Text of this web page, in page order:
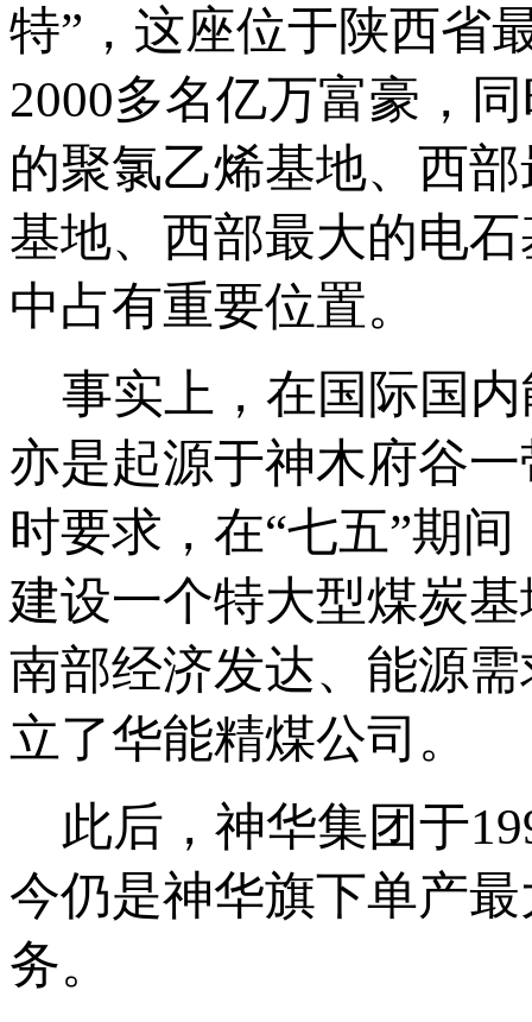
特”，这座位于陕西省
2000多名亿万富豪，
的聚氯乙烯基地、西
基地、西部最大的电
中占有重要位置。
事实上，在国际国内
亦是起源于神木府谷
时要求，在“七五”期
建设一个特大型煤炭
南部经济发达、能源
立了华能精煤公司。
此后，神华集团于
今仍是神华旗下单产
务。